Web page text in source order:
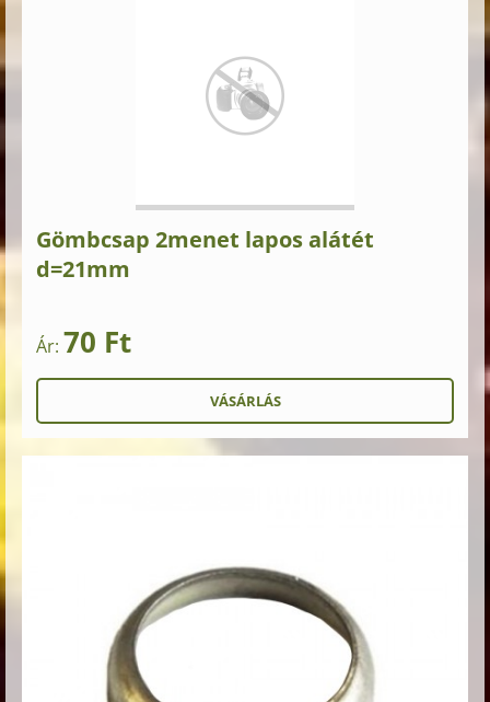
Gömbcsap 2menet lapos alátét
d=21mm
Ár: 70 Ft